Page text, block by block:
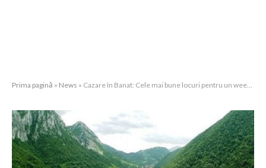
Prima pagină » News » Cazare în Banat: Cele mai bune locuri pentru un weekend relaxant